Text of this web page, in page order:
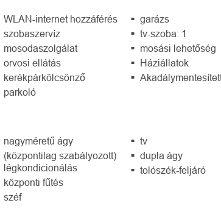
WLAN-internet hozzáférés
szobaszervíz
mosodaszolgálat
orvosi ellátás
kerékpárkölcsönző
parkoló
garázs
tv-szoba: 1
mosási lehetőség
Háziállatok
nagyméretű ágy
(központilag szabályozott)
légkondicionálás
központi fűtés
széf
tv
dupla ágy
tolószék-feljáró